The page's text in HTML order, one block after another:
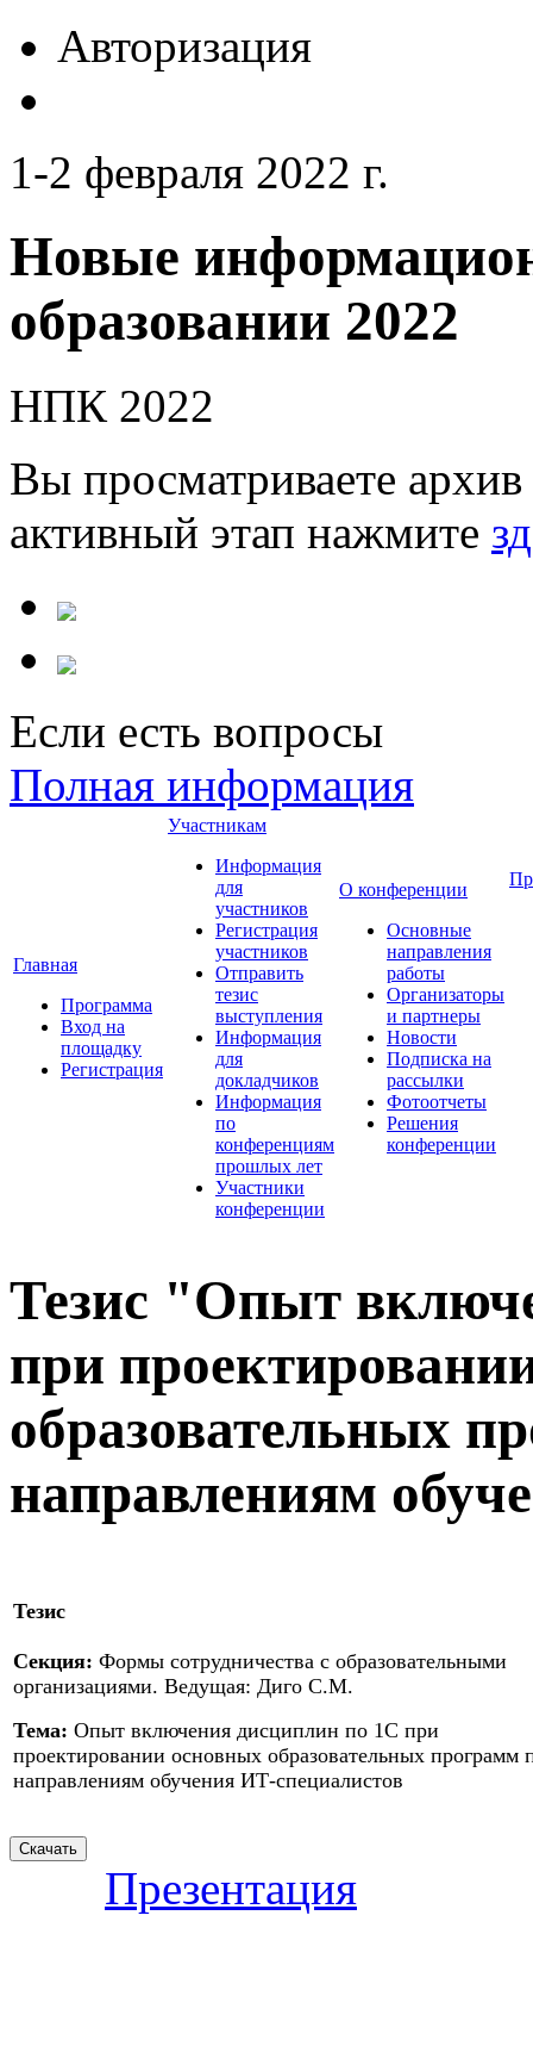
Авторизация
1-2 февраля 2022 г.
Новые
образовании 2022
НПК 2022
Вы просматриваете
активный этап нажмите
Если есть вопросы
Полная информация
Главная
Программа
Вход на
площадку
Регистрация
Участникам
Информация
для
участников
Регистрация
участников
Отправить
тезис
выступления
Информация
для
докладчиков
Информация
по
конференциям
прошлых лет
Участники
конференции
О конференции
Основные
направления
работы
Организаторы
и партнеры
Новости
Подписка на
рассылки
Фотоотчеты
Решения
конференции
Тезис "Опыт
при
образовательных
направлениям
Тезис
Секция: Формы сотрудничества с образовательными
организациями. Ведущая: Диго С.М.
Тема: Опыт включения дисциплин по 1С при
проектировании основных образовательных программ
направлениям обучения ИТ-специалистов
Презентация